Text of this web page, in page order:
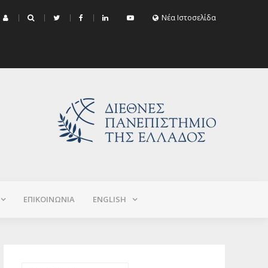
Εξεταστικής Σεπτεμβρίου 2026 (Χειμερινό+Εαρινό 2025-2026)
Νέα Ιστοσελίδα
ΕΠΙΚΟΙΝΩΝΙΑ ΕNGLISH